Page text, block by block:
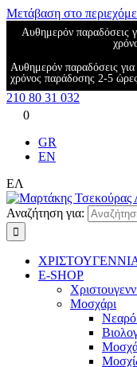
Μετάβαση στο
Αυθημερόν παραδόσεις
Αυθημερόν παραδόσεις
χρόνος παράδοσης 2-5
210 80 31 032
0
GR
EN
ΕΛ
Αναζήτηση για:
E-SHOP
Μοσχάρι